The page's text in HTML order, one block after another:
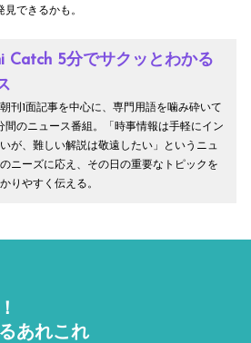
見できるかも。
Catch 5分でサクッとわかる
刊1面記事を中心に、専門用語を噛み砕いて
間のニュース番組。「時事情報は手軽にイン
が、難しい解説は敬遠したい」というニュ
ニーズに応え、その日の重要なトピックを
りやすく伝える。
あれこれ